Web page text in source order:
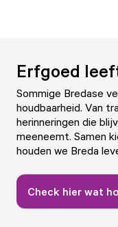
Erfgoed
Sommige Bredase
houdbaarheid. Van
herinneringen die
meeneemt. Samen
houden we Breda
Check hier wat